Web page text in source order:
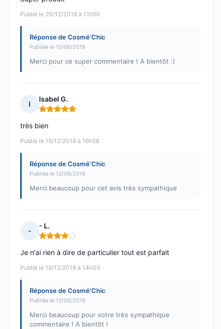
Publié le 20/12/2018 à 11h50
Réponse de Cosmé’Chic
Publiée le 13/06/2019
Merci pour ce super commentaire ! A bientôt :)
I
Isabel G.
Note : 5 sur 5
Publié le 19/12/2018 à 16h58
très bien
Réponse de Cosmé’Chic
Publiée le 13/06/2019
Merci beaucoup pour cet avis très sympathique
-
- L.
Note : 4 sur 5
Publié le 19/12/2018 à 14h05
Je n'ai rien à dire de particulier tout est parfait
Réponse de Cosmé’Chic
Publiée le 13/06/2019
Merci beaucoup pour votre très sympathique
commentaire ! A bientôt !